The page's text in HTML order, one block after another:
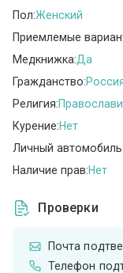
Пол:Женский
Приемлемые
Медкнижка:Да
Гражданство:
Религия:
Курение:Нет
Личный автомобиль:
Наличие прав:Нет
Проверки
Почта
Телефон